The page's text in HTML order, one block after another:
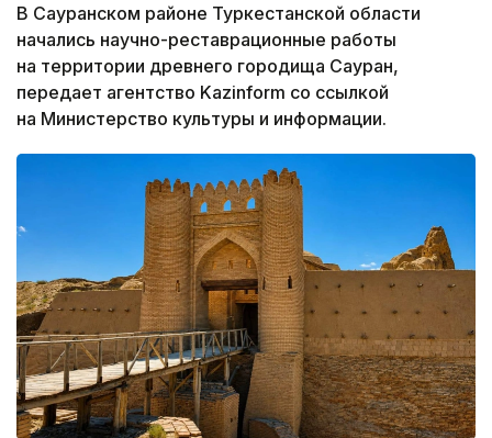
В Сауранском районе Туркестанской области
начались научно-реставрационные работы
на территории древнего городища Сауран,
передает агентство Kazinform со ссылкой
на Министерство культуры и информации.